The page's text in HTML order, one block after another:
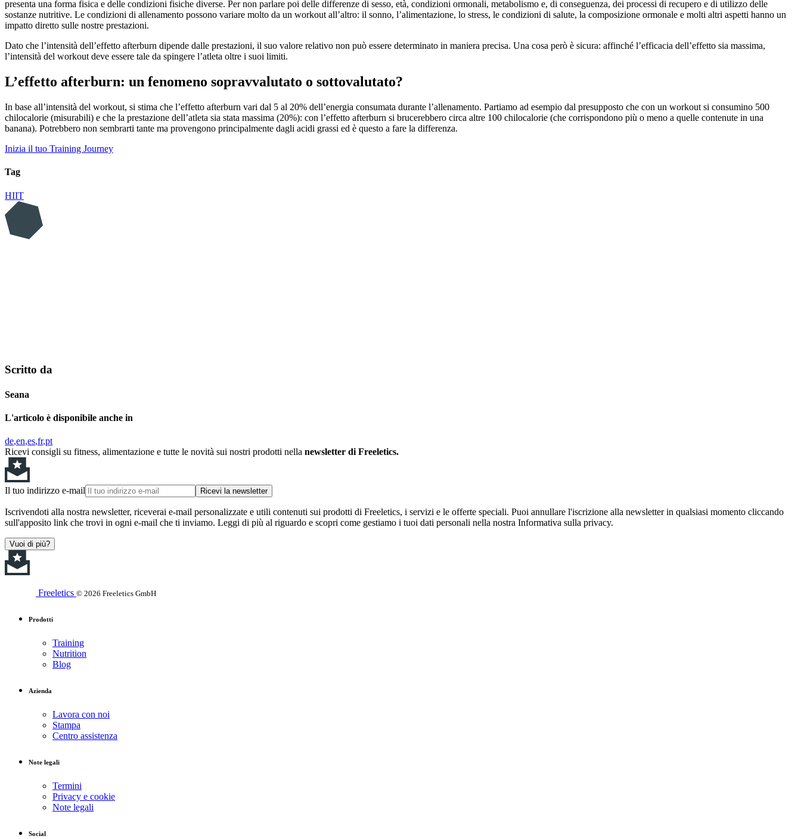
presenta una forma fisica e delle condizioni fisiche diverse. Per non parlare poi delle differenze di sesso, età, condizioni ormonali, metabolismo e, di conseguenza, dei processi di recupero e di utilizzo delle
sostanze nutritive. Le condizioni di allenamento possono variare molto da un workout all’altro: il sonno, l’alimentazione, lo stress, le condizioni di salute, la composizione ormonale e molti altri aspetti hanno un
impatto diretto sulle nostre prestazioni.
Dato che l’intensità dell’effetto afterburn dipende dalle prestazioni, il suo valore relativo non può essere determinato in maniera precisa. Una cosa però è sicura: affinché l’efficacia dell’effetto sia massima,
l’intensità del workout deve essere tale da spingere l’atleta oltre i suoi limiti.
L’effetto afterburn: un fenomeno sopravvalutato o sottovalutato?
In base all’intensità del workout, si stima che l’effetto afterburn vari dal 5 al 20% dell’energia consumata durante l’allenamento. Partiamo ad esempio dal presupposto che con un workout si consumino 500
chilocalorie (misurabili) e che la prestazione dell’atleta sia stata massima (20%): con l’effetto afterburn si brucerebbero circa altre 100 chilocalorie (che corrispondono più o meno a quelle contenute in una
banana). Potrebbero non sembrarti tante ma provengono principalmente dagli acidi grassi ed è questo a fare la differenza.
Inizia il tuo Training Journey
Tag
HIIT
Scritto da
Seana
L'articolo è disponibile anche in
de en es fr pt
Ricevi consigli su fitness, alimentazione e tutte le novità sui nostri prodotti nella newsletter di Freeletics.
Il tuo indirizzo e-mail Ricevi la newsletter
Iscrivendoti alla nostra newsletter, riceverai e-mail personalizzate e utili contenuti sui prodotti di Freeletics, i servizi e le offerte speciali. Puoi annullare l'iscrizione alla newsletter in qualsiasi momento cliccando
sull'apposito link che trovi in ogni e-mail che ti inviamo. Leggi di più al riguardo e scopri come gestiamo i tuoi dati personali nella nostra Informativa sulla privacy.
Vuoi di più?
Freeletics © 2026 Freeletics GmbH
Prodotti
Training
Nutrition
Blog
Azienda
Lavora con noi
Stampa
Centro assistenza
Note legali
Termini
Privacy e cookie
Note legali
Social